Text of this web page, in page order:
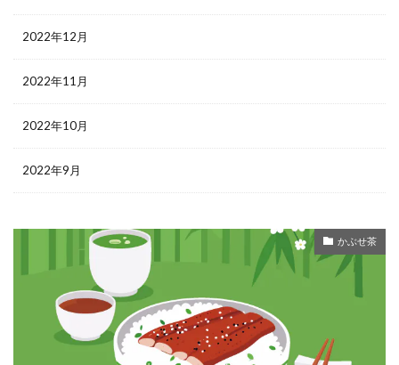
2022年12月
2022年11月
2022年10月
2022年9月
かぶせ茶